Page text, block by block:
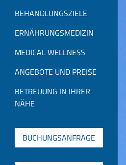
BEHANDLUNGSZIELE
ERNÄHRUNGSMEDIZIN
MEDICAL WELLNESS
ANGEBOTE UND PREISE
BETREUUNG IN IHRER
NÄHE
BUCHUNGSANFRAGE